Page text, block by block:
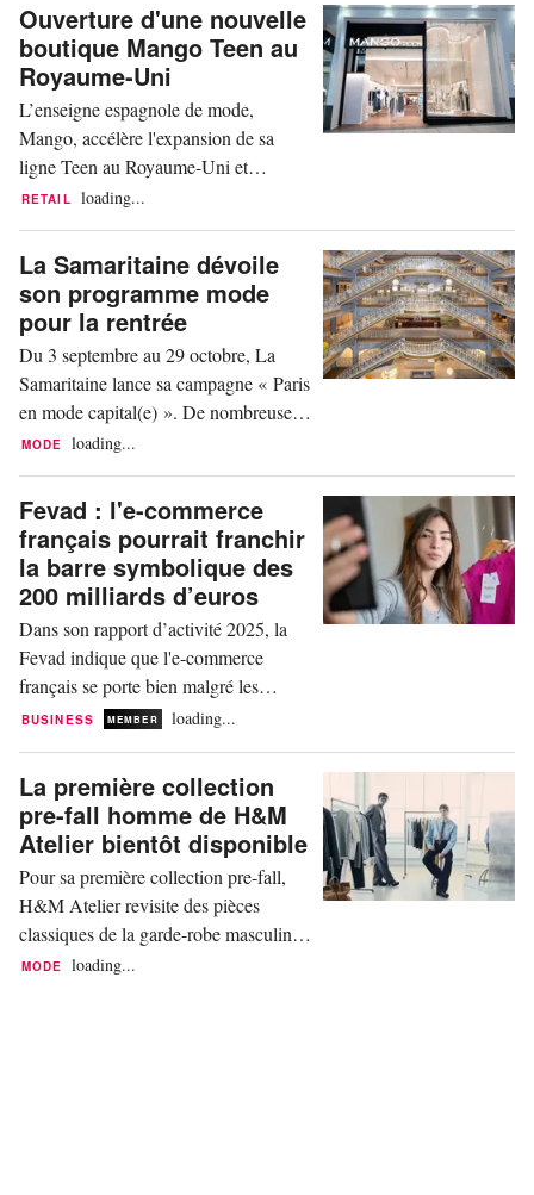
rayons textile et chaussure affichent les
replis les plus notables. Dans un
communiqué, l’organisation
professionnelle...
Ouverture d'une nouvelle
boutique Mango Teen au
Royaume-Uni
L’enseigne espagnole de mode,
Mango, accélère l'expansion de sa
ligne Teen au Royaume-Uni et
annonce l’ouverture de son troisième
centre commercial Buchanan
Galleries, à Glasgow, en Écosse, ce
nouveau magasin Mango Teen est le
premier en dehors de Londres. Le
nouveau point de vente a permis la
création de dix...
RETAIL loading...
La Samaritaine dévoile
son programme mode
pour la rentrée
Du 3 septembre au 29 octobre, La
Samaritaine lance sa campagne « Paris
en mode capital(e) ». De nombreuses
activités mode y seront organisées
célébrer la rentrée, le magazine Grazia
s'installe au premier étage de la
Samaritaine où des expériences
immersives seront proposées. Les
visiteurs sont invités à...
MODE loading...
Fevad : l'e-commerce
français pourrait franchir
la barre symbolique des
200 milliards d’euros
Dans son rapport d’activité 2025, la
Fevad indique que l'e-commerce
français se porte bien malgré les
turbulences économiques actuelles.
– soit environ 80 commandes par
seconde. Selon la Fevad, le secteur
s’impose comme un pilier de stabilité
et d’innovation. Il se...
BUSINESS MEMBER loading...
La première collection
pre-fall homme de H&M
Atelier bientôt disponible
Pour sa première collection pre-fall,
H&M Atelier revisite des pièces
classiques de la garde-robe masculine.
La ligne capsule du géant suédois mise
MODE loading...